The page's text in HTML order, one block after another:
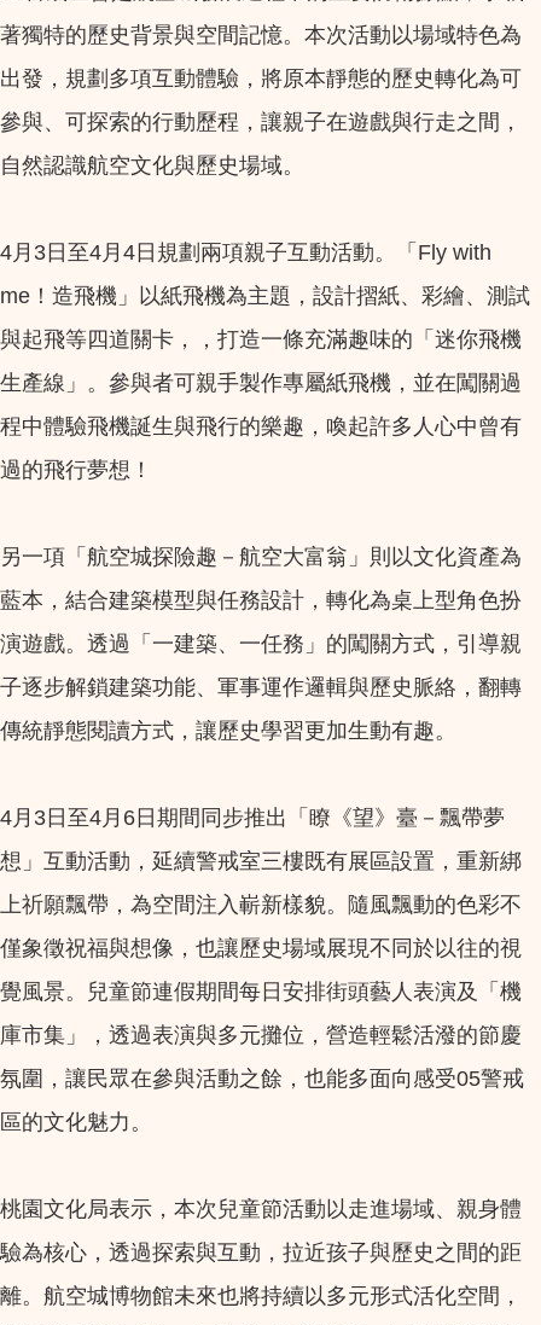
著獨特的歷史背景與空間記憶。本次活動以場域特色為
出發，規劃多項互動體驗，將原本靜態的歷史轉化為可
參與、可探索的行動歷程，讓親子在遊戲與行走之間，
自然認識航空文化與歷史場域。
4月3日至4月4日規劃兩項親子互動活動。「Fly with
me！造飛機」以紙飛機為主題，設計摺紙、彩繪、測試
與起飛等四道關卡，，打造一條充滿趣味的「迷你飛機
生產線」。參與者可親手製作專屬紙飛機，並在闖關過
程中體驗飛機誕生與飛行的樂趣，喚起許多人心中曾有
過的飛行夢想！
另一項「航空城探險趣－航空大富翁」則以文化資產為
藍本，結合建築模型與任務設計，轉化為桌上型角色扮
演遊戲。透過「一建築、一任務」的闖關方式，引導親
子逐步解鎖建築功能、軍事運作邏輯與歷史脈絡，翻轉
傳統靜態閱讀方式，讓歷史學習更加生動有趣。
4月3日至4月6日期間同步推出「瞭《望》臺－飄帶夢
想」互動活動，延續警戒室三樓既有展區設置，重新綁
上祈願飄帶，為空間注入嶄新樣貌。隨風飄動的色彩不
僅象徵祝福與想像，也讓歷史場域展現不同於以往的視
覺風景。兒童節連假期間每日安排街頭藝人表演及「機
庫市集」，透過表演與多元攤位，營造輕鬆活潑的節慶
氛圍，讓民眾在參與活動之餘，也能多面向感受05警戒
區的文化魅力。
桃園文化局表示，本次兒童節活動以走進場域、親身體
驗為核心，透過探索與互動，拉近孩子與歷史之間的距
離。航空城博物館未來也將持續以多元形式活化空間，